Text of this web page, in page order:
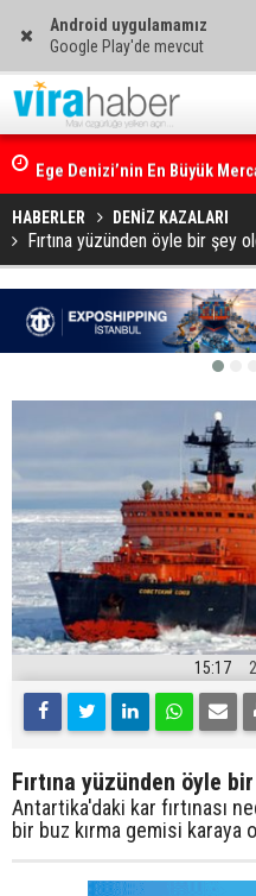
Android uygulamamız
Google Play'de mevcut
Ege Denizi’nin En Büyük
HABERLER DENİZ KAZALARI
Fırtına yüzünden öyle bir şey
15:17
Fırtına yüzünden öyle
Antartika'daki kar fırtınası
bir buz kırma gemisi karaya